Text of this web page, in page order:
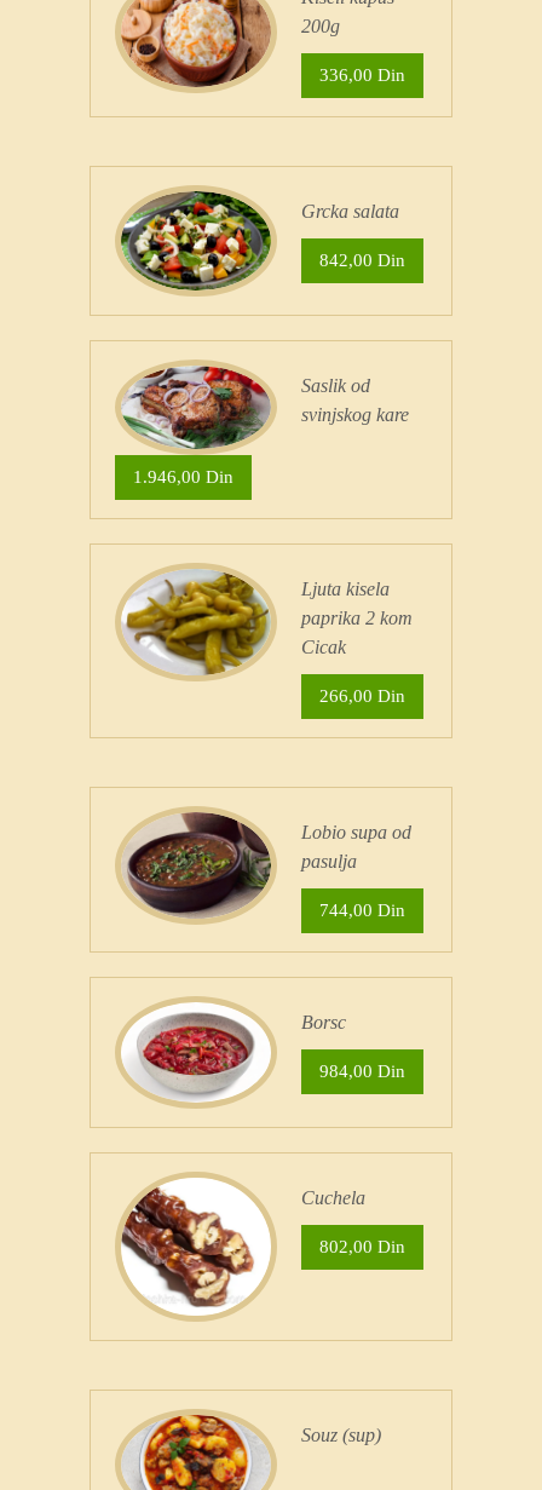
200g
336,00 Din
Grcka salata
842,00 Din
Saslik od
svinjskog kare
1.946,00 Din
Ljuta kisela
paprika 2 kom
Cicak
266,00 Din
Lobio supa od
pasulja
744,00 Din
Borsc
984,00 Din
Cuchela
802,00 Din
Souz (sup)